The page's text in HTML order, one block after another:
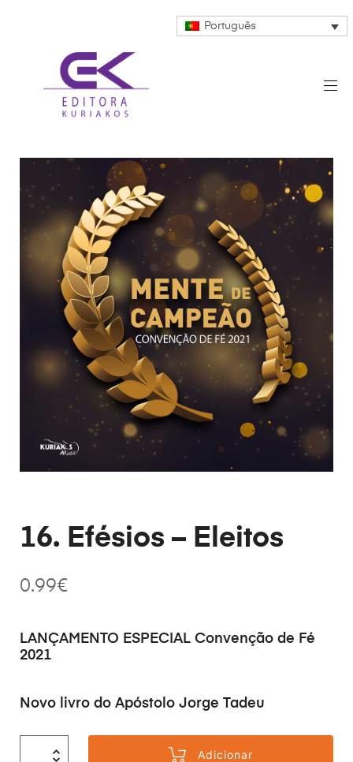
Português
16. Efésios – Eleitos
0.99€
LANÇAMENTO ESPECIAL Convenção de Fé
2021
Novo livro do Apóstolo Jorge Tadeu
Adicionar